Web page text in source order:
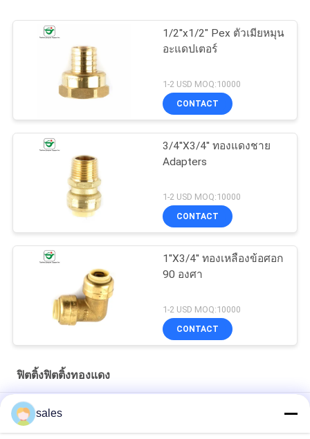
1/2''x1/2" Pex ตัวเมียหมุน
อะแดปเตอร์
1-2 USD MOQ:10000
CONTACT
3/4''X3/4'' ทองแดงชาย
Adapters
1-2 USD MOQ:10000
CONTACT
1''X3/4'' ทองเหลืองข้อศอก
90 องศา
1-2 USD MOQ:10000
CONTACT
ฟิตติ้งฟิตติ้งทองแดง
3/4'' X3 / 4 '' CA360 CA377 ข้อต่อแบบกดทองแดง 90 องศา Elbow
sales